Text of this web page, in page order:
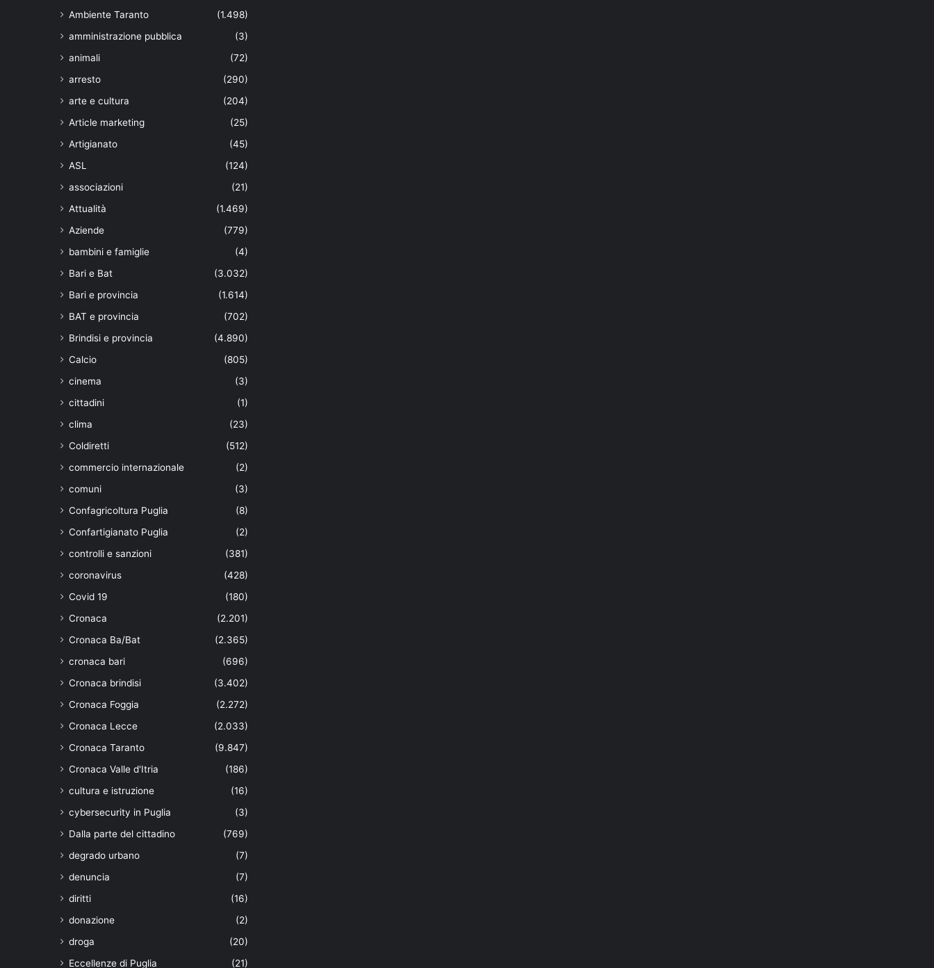
Ambiente Taranto
(1.498)
amministrazione pubblica
(3)
animali
(72)
arresto
(290)
arte e cultura
(204)
Article marketing
(25)
Artigianato
(45)
ASL
(124)
associazioni
(21)
Attualità
(1.469)
Aziende
(779)
bambini e famiglie
(4)
Bari e Bat
(3.032)
Bari e provincia
(1.614)
BAT e provincia
(702)
Brindisi e provincia
(4.890)
Calcio
(805)
cinema
(3)
cittadini
(1)
clima
(23)
Coldiretti
(512)
commercio internazionale
(2)
comuni
(3)
Confagricoltura Puglia
(8)
Confartigianato Puglia
(2)
controlli e sanzioni
(381)
coronavirus
(428)
Covid 19
(180)
Cronaca
(2.201)
Cronaca Ba/Bat
(2.365)
cronaca bari
(696)
Cronaca brindisi
(3.402)
Cronaca Foggia
(2.272)
Cronaca Lecce
(2.033)
Cronaca Taranto
(9.847)
Cronaca Valle d'Itria
(186)
cultura e istruzione
(16)
cybersecurity in Puglia
(3)
Dalla parte del cittadino
(769)
degrado urbano
(7)
denuncia
(7)
diritti
(16)
donazione
(2)
droga
(20)
Eccellenze di Puglia
(21)